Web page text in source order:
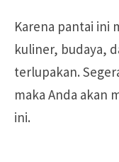
Karena pantai ini
kuliner, budaya,
terlupakan.
maka Anda akan
ini.